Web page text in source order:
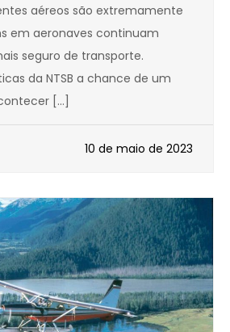
aéreos são extremamente
em aeronaves continuam
seguro de transporte.
da NTSB a chance de um
[…]
10 de maio de 2023